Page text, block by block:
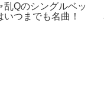
乱Qのシングルベッ
いつまでも名曲！